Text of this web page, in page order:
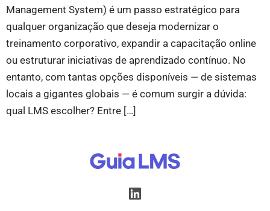
Management System) é um passo estratégico para
qualquer organização que deseja modernizar o
treinamento corporativo, expandir a capacitação online
ou estruturar iniciativas de aprendizado contínuo. No
entanto, com tantas opções disponíveis — de sistemas
locais a gigantes globais — é comum surgir a dúvida:
qual LMS escolher? Entre […]